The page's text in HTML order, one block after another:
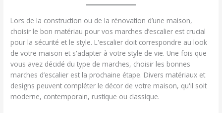
Lors de la construction ou de la rénovation d’une maison,
choisir le bon matériau pour vos marches d’escalier est crucial
pour la sécurité et le style. L'escalier doit correspondre au look
de votre maison et s'adapter à votre style de vie. Une fois que
vous avez décidé du type de marches, choisir les bonnes
marches d’escalier est la prochaine étape. Divers matériaux et
designs peuvent compléter le décor de votre maison, qu'il soit
moderne, contemporain, rustique ou classique.